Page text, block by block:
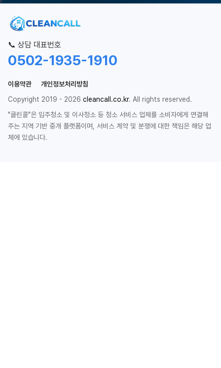
📞 상담 대표번호
0502-1935-1910
이용약관
개인정보처리방침
Copyright 2019 - 2026 cleancall.co.kr. All rights reserved.
"클린콜"은 입주청소 및 이사청소 등 청소 서비스 업체를 소비자에게 연결해
주는 지역 기반 중개 플랫폼이며, 서비스 계약 및 분쟁에 대한 책임은 해당 업
체에 있습니다.